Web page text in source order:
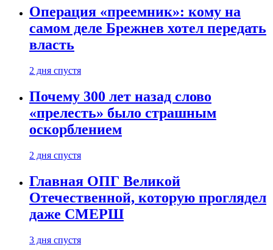
Операция «преемник»: кому на
самом деле Брежнев хотел передать
власть
2 дня спустя
Почему 300 лет назад слово
«прелесть» было страшным
оскорблением
2 дня спустя
Главная ОПГ Великой
Отечественной, которую проглядел
даже СМЕРШ
3 дня спустя